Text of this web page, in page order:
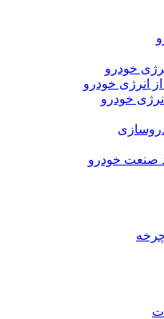
خودرو
انرژی خودرو
خودرو
صنعت خودرو